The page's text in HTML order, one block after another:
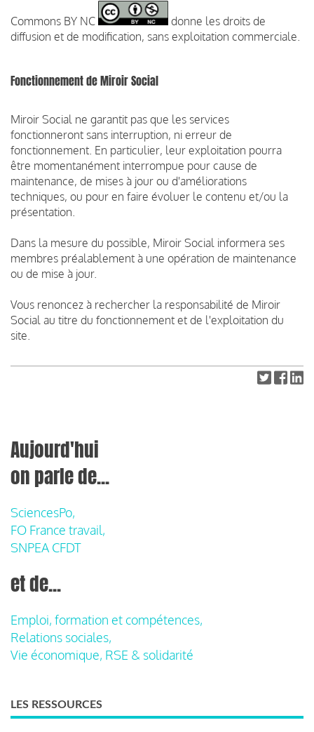
Commons BY NC
donne les droits de
diffusion et de modification, sans exploitation commerciale.
Fonctionnement de Miroir Social
Miroir Social ne garantit pas que les services
fonctionneront sans interruption, ni erreur de
fonctionnement. En particulier, leur exploitation pourra
être momentanément interrompue pour cause de
maintenance, de mises à jour ou d'améliorations
techniques, ou pour en faire évoluer le contenu et/ou la
présentation.
Dans la mesure du possible, Miroir Social informera ses
membres préalablement à une opération de maintenance
ou de mise à jour.
Vous renoncez à rechercher la responsabilité de Miroir
Social au titre du fonctionnement et de l'exploitation du
site.
Aujourd'hui
on parle de...
SciencesPo,
FO France travail,
SNPEA CFDT
et de...
Emploi, formation et compétences,
Relations sociales,
Vie économique, RSE & solidarité
LES RESSOURCES